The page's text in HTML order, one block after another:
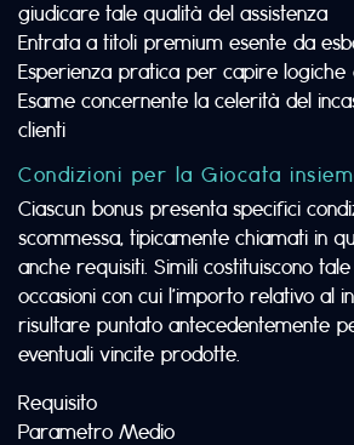
giudicare tale qualità del assistenza
Entrata a titoli premium esente da
Esperienza pratica per capire
Esame concernente la celerità del
clienti
Condizioni per la Giocata
Ciascun bonus presenta specifici
scommessa, tipicamente chiamati in
anche requisiti. Simili costituiscono
occasioni con cui l’importo relativo al
risultare puntato antecedentemente
eventuali vincite prodotte.
Requisito
Parametro Medio